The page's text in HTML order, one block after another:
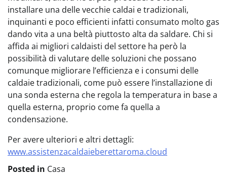
installare una delle vecchie caldai e tradizionali,
inquinanti e poco efficienti infatti consumato molto gas
dando vita a una beltà piuttosto alta da saldare. Chi si
affida ai migliori caldaisti del settore ha però la
possibilità di valutare delle soluzioni che possano
comunque migliorare l’efficienza e i consumi delle
caldaie tradizionali, come può essere l’installazione di
una sonda esterna che regola la temperatura in base a
quella esterna, proprio come fa quella a
condensazione.
Per avere ulteriori e altri dettagli:
www.assistenzacaldaieberettaroma.cloud
Posted in Casa